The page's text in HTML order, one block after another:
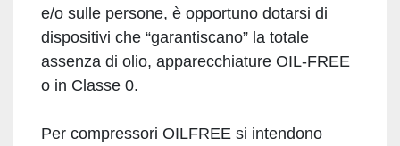
e/o sulle persone, è opportuno dotarsi di
dispositivi che “garantiscano” la totale
assenza di olio, apparecchiature OIL-FREE
o in Classe 0.
Per compressori OILFREE si intendono